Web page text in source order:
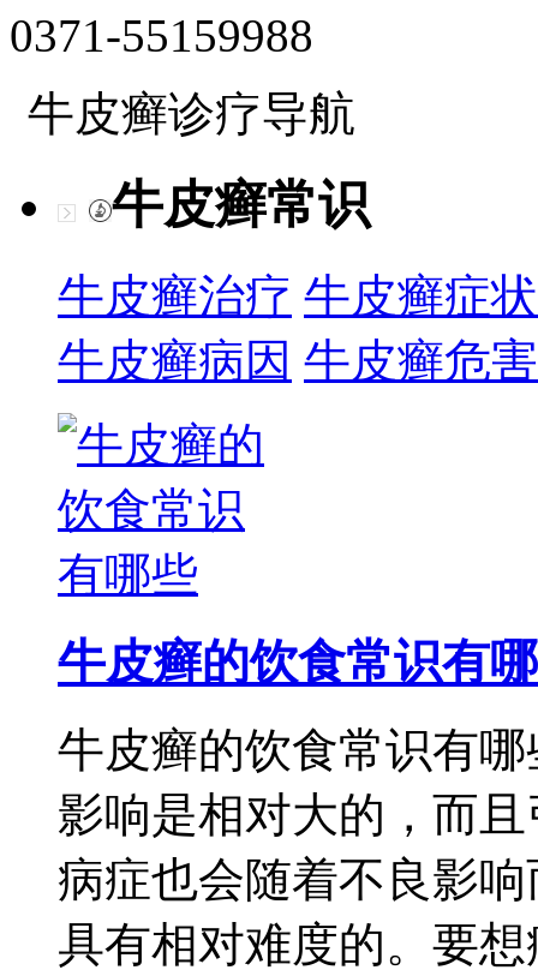
0371-55159988
牛皮癣诊疗导航
牛皮癣常识
牛皮癣治疗 牛皮癣症状
牛皮癣病因 牛皮癣危害
牛皮癣的饮食常识有哪
牛皮癣的饮食常识有
影响是相对大的，而
病症也会随着不良影
具有相对难度的。要